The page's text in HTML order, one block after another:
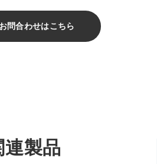
問合わせはこちら
連製品